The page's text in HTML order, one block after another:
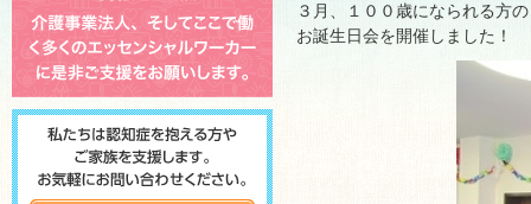
３月、１００歳になられる方の
お誕生日会を開催しました！